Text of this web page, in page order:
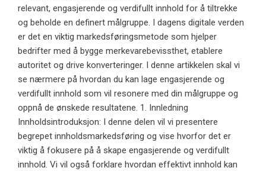
relevant, engasjerende og verdifullt innhold for å tiltrekke
og beholde en definert målgruppe. I dagens digitale verden
er det en viktig markedsføringsmetode som hjelper
bedrifter med å bygge merkevarebevissthet, etablere
autoritet og drive konverteringer. I denne artikkelen skal vi
se nærmere på hvordan du kan lage engasjerende og
verdifullt innhold som vil resonere med din målgruppe og
oppnå de ønskede resultatene. 1. Innledning
Innholdsintroduksjon: I denne delen vil vi presentere
begrepet innholdsmarkedsføring og vise hvorfor det er
viktig å fokusere på å skape engasjerende og verdifullt
innhold. Vi vil også forklare hvordan effektivt innhold kan